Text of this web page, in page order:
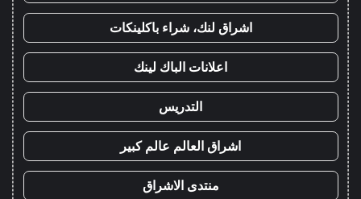
اشراق لنك، شراء باكلينكات
اعلانات الباك لينك
التدريس
اشراق العالم عالم كبير
منتدى الاشراق